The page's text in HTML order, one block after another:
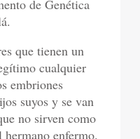
de Genética
que tienen un
cualquier
embriones
suyos y se van
no sirven como
enfermo.